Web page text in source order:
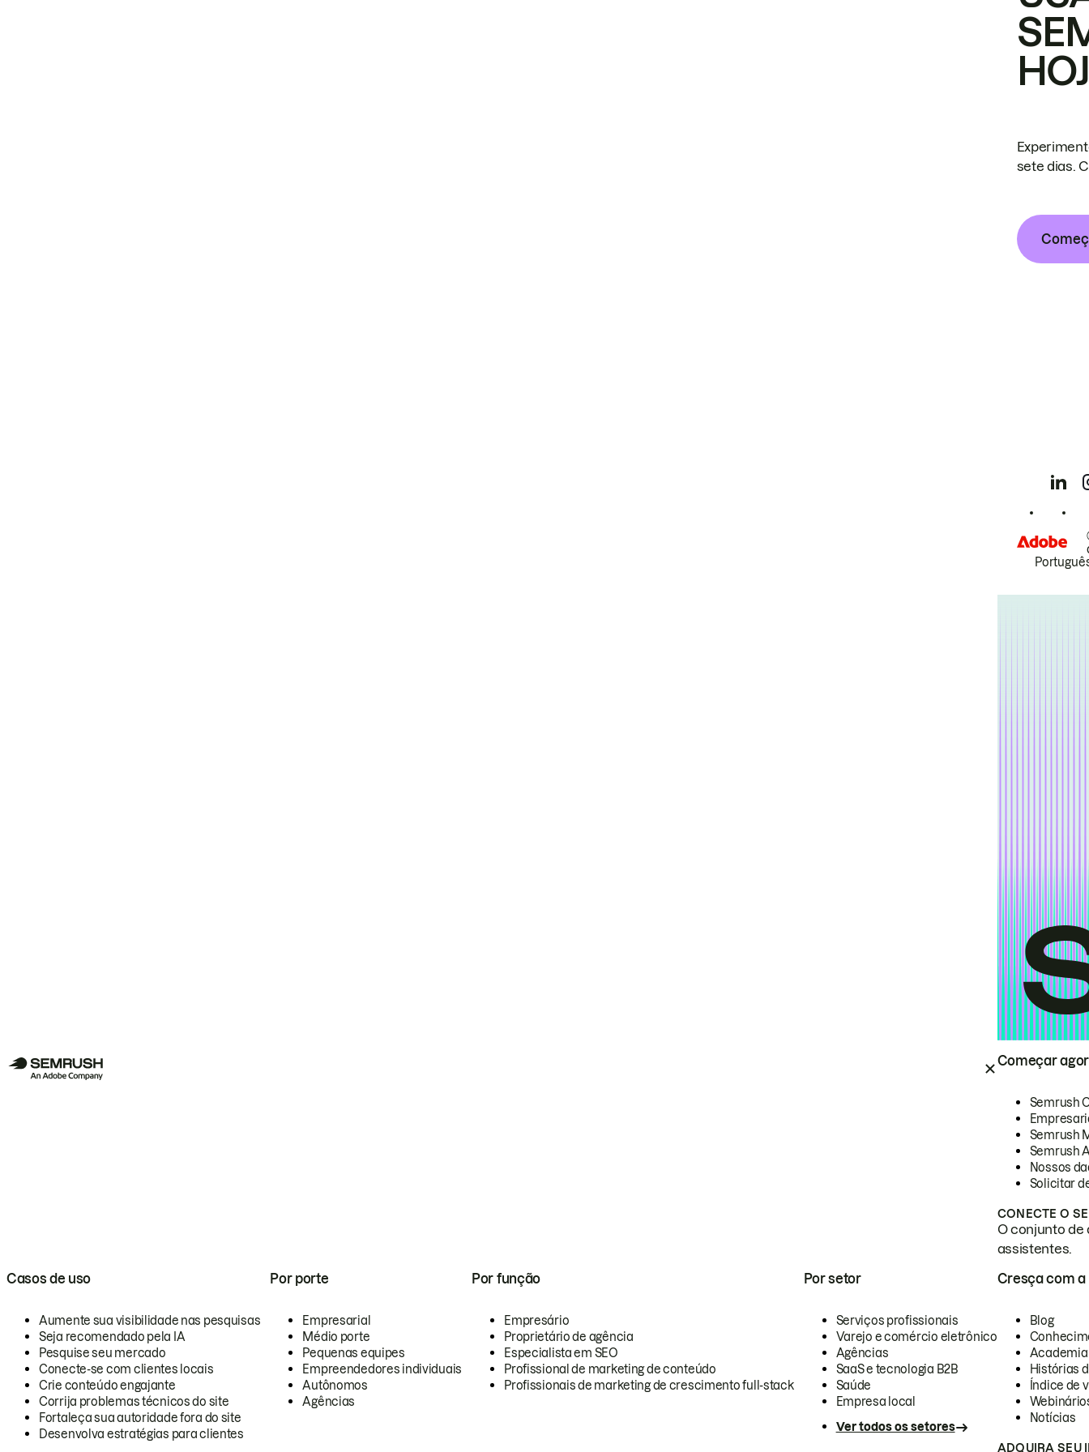
Começar
Semrush
Semrush
Semrush
Nossos
Solicitar
CONECTE O
O conjunto de
assistentes.
Casos de uso
Aumente sua visibilidade nas pesquisas
Seja recomendado pela IA
Pesquise seu mercado
Conecte-se com clientes locais
Crie conteúdo engajante
Corrija problemas técnicos do site
Fortaleça sua autoridade fora do site
Desenvolva estratégias para clientes
Por porte
Empresarial
Médio porte
Pequenas equipes
Empreendedores individuais
Autônomos
Agências
Por função
Empresário
Proprietário de agência
Especialista em SEO
Profissional de marketing de conteúdo
Profissionais de marketing de crescimento full-stack
Por setor
Serviços profissionais
Varejo e comércio eletrônico
Agências
SaaS e tecnologia B2B
Saúde
Empresa local
Ver todos os setores
Cresça com a
Blog
Academia
Histórias
Índice de
Notícias
ADQUIRA SEU
sete dias.